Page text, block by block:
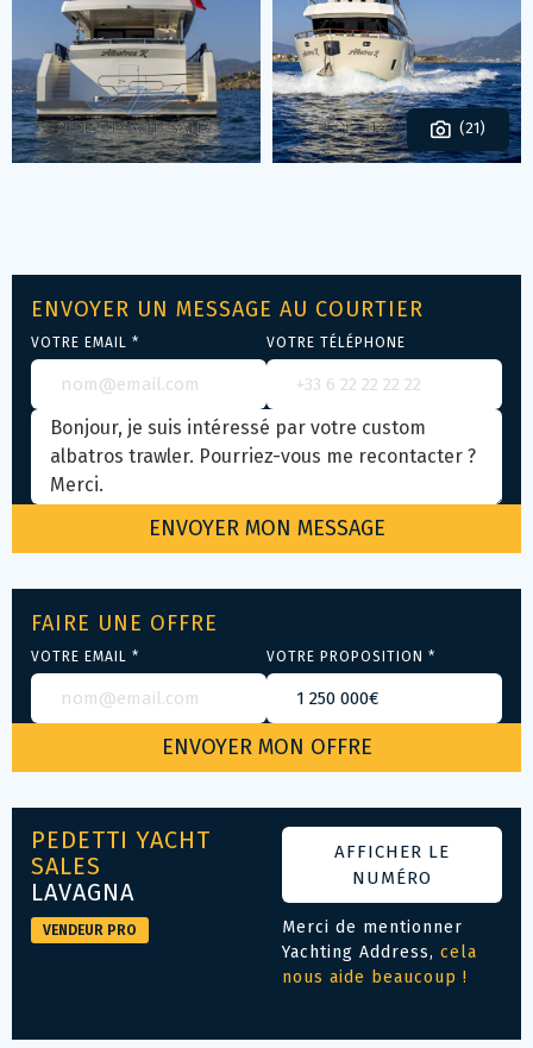
(21)
ENVOYER UN MESSAGE AU COURTIER
VOTRE EMAIL * VOTRE TÉLÉPHONE
FAIRE UNE OFFRE
VOTRE EMAIL * VOTRE PROPOSITION *
PEDETTI YACHT
SALES
LAVAGNA
VENDEUR PRO
AFFICHER LE
NUMÉRO
Merci de mentionner
Yachting Address, cela
nous aide beaucoup !